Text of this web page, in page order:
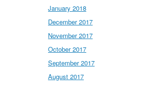
January 2018
December 2017
November 2017
October 2017
September 2017
August 2017